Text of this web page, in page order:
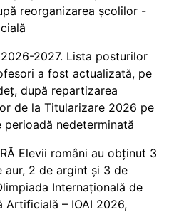
reorganizarea școlilor -
2027. Lista posturilor
a fost actualizată, pe
după repartizarea
de la Titularizare 2026 pe
perioadă nedeterminată
Elevii români au obținut 3
aur, 2 de argint și 3 de
Internațională de
Artificială – IOAI 2026,